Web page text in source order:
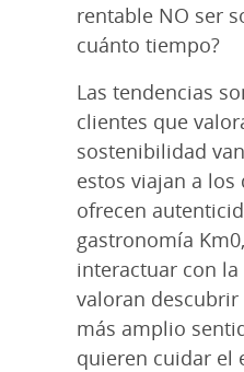
rentable NO ser
cuánto tiempo?
Las tendencias
clientes que
sostenibilidad
estos viajan a los
ofrecen
gastronomía
interactuar con
valoran
más amplio
quieren cuidar el